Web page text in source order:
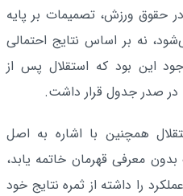
ورزش، تصمیمات بر پایه
نه بر اساس نتایج احتمالی
این بود که استقلال پس از
در صدر جدول قرار داشت.
همچنین با اشاره به اصل
معرفی قهرمان خاتمه یابد،
را داشته از ثمره نتایج خود